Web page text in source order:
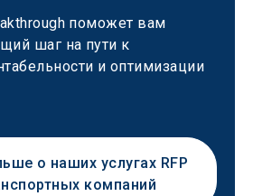
поможет вам
шаг на пути к
и оптимизации
о наших услугах RFP
компаний